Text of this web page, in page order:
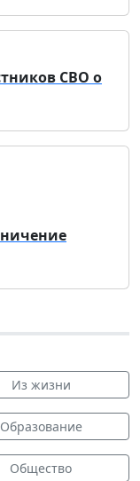
СВО о
Из жизни
Образование
Общество